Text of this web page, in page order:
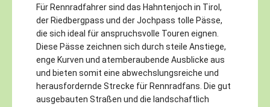
Für Rennradfahrer sind das Hahntenjoch in Tirol,
der Riedbergpass und der Jochpass tolle Pässe,
die sich ideal für anspruchsvolle Touren eignen.
Diese Pässe zeichnen sich durch steile Anstiege,
enge Kurven und atemberaubende Ausblicke aus
und bieten somit eine abwechslungsreiche und
herausfordernde Strecke für Rennradfans. Die gut
ausgebauten Straßen und die landschaftlich